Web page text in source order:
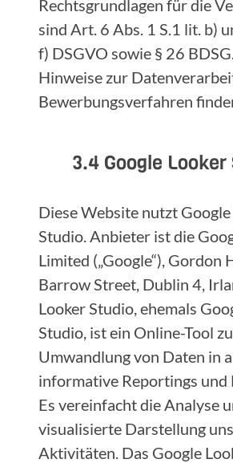
Rechtsgrundlagen für die
sind Art. 6 Abs. 1 S.1 lit. b)
f) DSGVO sowie § 26
Hinweise zur
Bewerbungsverfahren
3.4 Google
Diese Website nutzt
Studio. Anbieter ist die
Limited („Google“), Gordon
Barrow Street, Dublin 4,
Looker Studio, ehemals
Studio, ist ein Online-Tool
Umwandlung von Daten in
informative Reportings und
Es vereinfacht die Analyse
visualisierte Darstellung
Aktivitäten. Das Google